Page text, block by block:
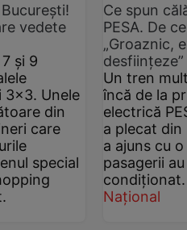
vedete
și 9
3x3. Unele
din
care
special
Ce spun
PESA. De
„Groaznic,
desființeze”
Un tren
încă de la
electrică
a plecat din
a ajuns cu
pasagerii
condiționat.
Național